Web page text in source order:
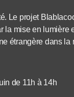
Le projet
mise en lumière
étrangère dans la
de 11h à 14h